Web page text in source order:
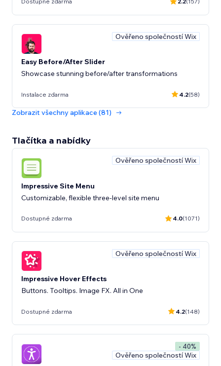
Ověřeno společností Wix
Easy Before/After Slider
Showcase stunning before/after transformations
Instalace zdarma 4.2(58)
Zobrazit všechny aplikace (81)
Tlačítka a nabídky
Ověřeno společností Wix
Impressive Site Menu
Customizable, flexible three-level site menu
Dostupné zdarma 4.0(1071)
Ověřeno společností Wix
Impressive Hover Effects
Buttons. Tooltips. Image FX. All in One
Dostupné zdarma 4.2(148)
- 40%
Ověřeno společností Wix